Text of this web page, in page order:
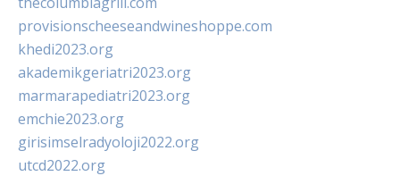
provisionscheeseandwineshoppe.com
khedi2023.org
akademikgeriatri2023.org
marmarapediatri2023.org
emchie2023.org
girisimselradyoloji2022.org
utcd2022.org